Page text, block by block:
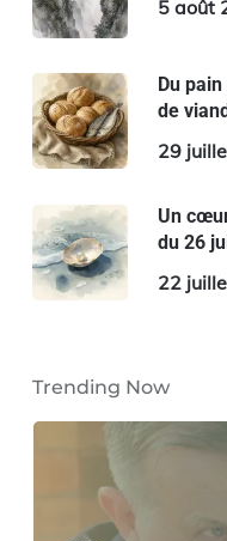
5 août
Du
de
29
Un
du 26
22
Trending Now